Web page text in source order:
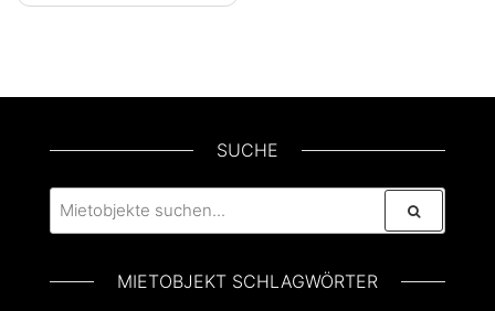
SUCHE
MIETOBJEKT SCHLAGWÖRTER